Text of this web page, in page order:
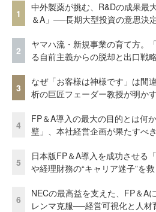
1
中外製薬が挑む、R&Dの成果最
＆A」──長期大型投資の意思決
2
ヤマハ流・新規事業の育て方。
る自前主義からの脱却と出口戦
3
なぜ「お客様は神様です」は間
析の巨匠フェーダー教授が明か
4
FP＆A導入の最大の目的とは何
壁」、本社経営企画が果たすべ
5
日本版FP＆A導入を成功させる
や経理財務の“キャリア迷子”を
6
NECの最高益を支えた、FP＆A
レンマ克服──経営可視化と人材